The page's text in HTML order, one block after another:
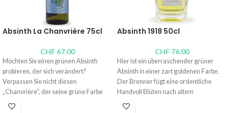
Absinth La Chanvrière 75cl
CHF67.00
Möchten Sie einen grünen Absinth
probieren, der sich verändert?
Verpassen Sie nicht diesen
„Chanvrière“, der seine grüne Farbe
einer langsamen Mazeration in Hanf
Absinth 1918 50cl
CHF76.00
Hier ist ein überraschender grüner
Absinth in einer zart goldenen Farbe.
Der Brenner fügt eine ordentliche
Handvoll Blüten nach altem
Geheimrezept hinzu. Dieser Absinth ist